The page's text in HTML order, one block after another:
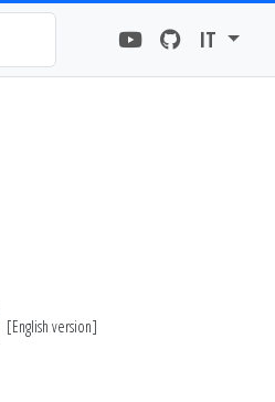
IT
[English version]